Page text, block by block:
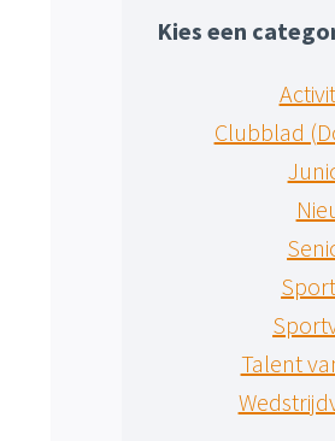
Kies een
Clubblad
Talent